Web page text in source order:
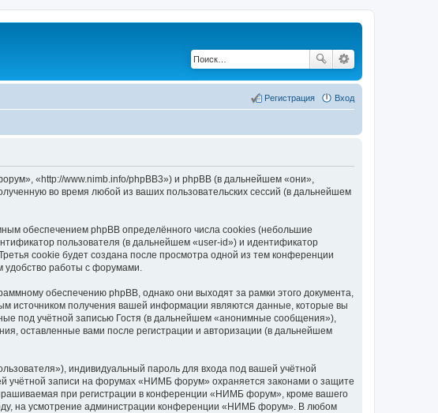
Вход
Регистрация
«http://www.nimb.info/phpBB3») и phpBB (в дальнейшем «они»,
во время любой из ваших пользовательских сессий (в дальнейшем
обеспечением phpBB определённого числа cookies (небольшие
пользователя (в дальнейшем «user-id») и идентификатор
cookie будет создана после просмотра одной из тем конференции
работы с форумами.
обеспечению phpBB, однако они выходят за рамки этого документа,
источником получения вашей информации являются данные, которые вы
под учётной записью Гостя (в дальнейшем «анонимные сообщения»),
оставленные вами после регистрации и авторизации (в дальнейшем
индивидуальный пароль для входа под вашей учётной
записи на форумах «НИМБ форум» охраняется законами о защите
при регистрации в конференции «НИМБ форум», кроме вашего
на усмотрение администрации конференции «НИМБ форум». В любом